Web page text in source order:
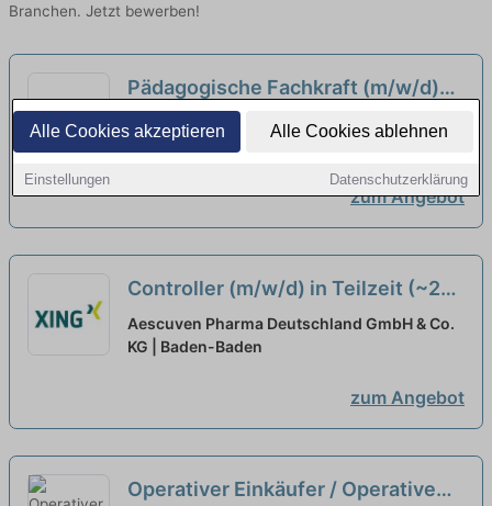
Alle Cookies akzeptieren Alle Cookies ablehnen
Einstellungen Datenschutzerklärung
Branchen. Jetzt bewerben!
Pädagogische Fachkraft (m/w/d)
Ab sofort in Voll- oder Teilzeit in
Bad-Wildbad
Evang. Kirchengemeinde Obere Enz | Bad
Wildbad - Wildbad
zum Angebot
Controller (m/w/d) in Teilzeit (~20
Std./Woche) neu
Aescuven Pharma Deutschland GmbH & Co.
KG | Baden-Baden
zum Angebot
Operativer Einkäufer / Operative